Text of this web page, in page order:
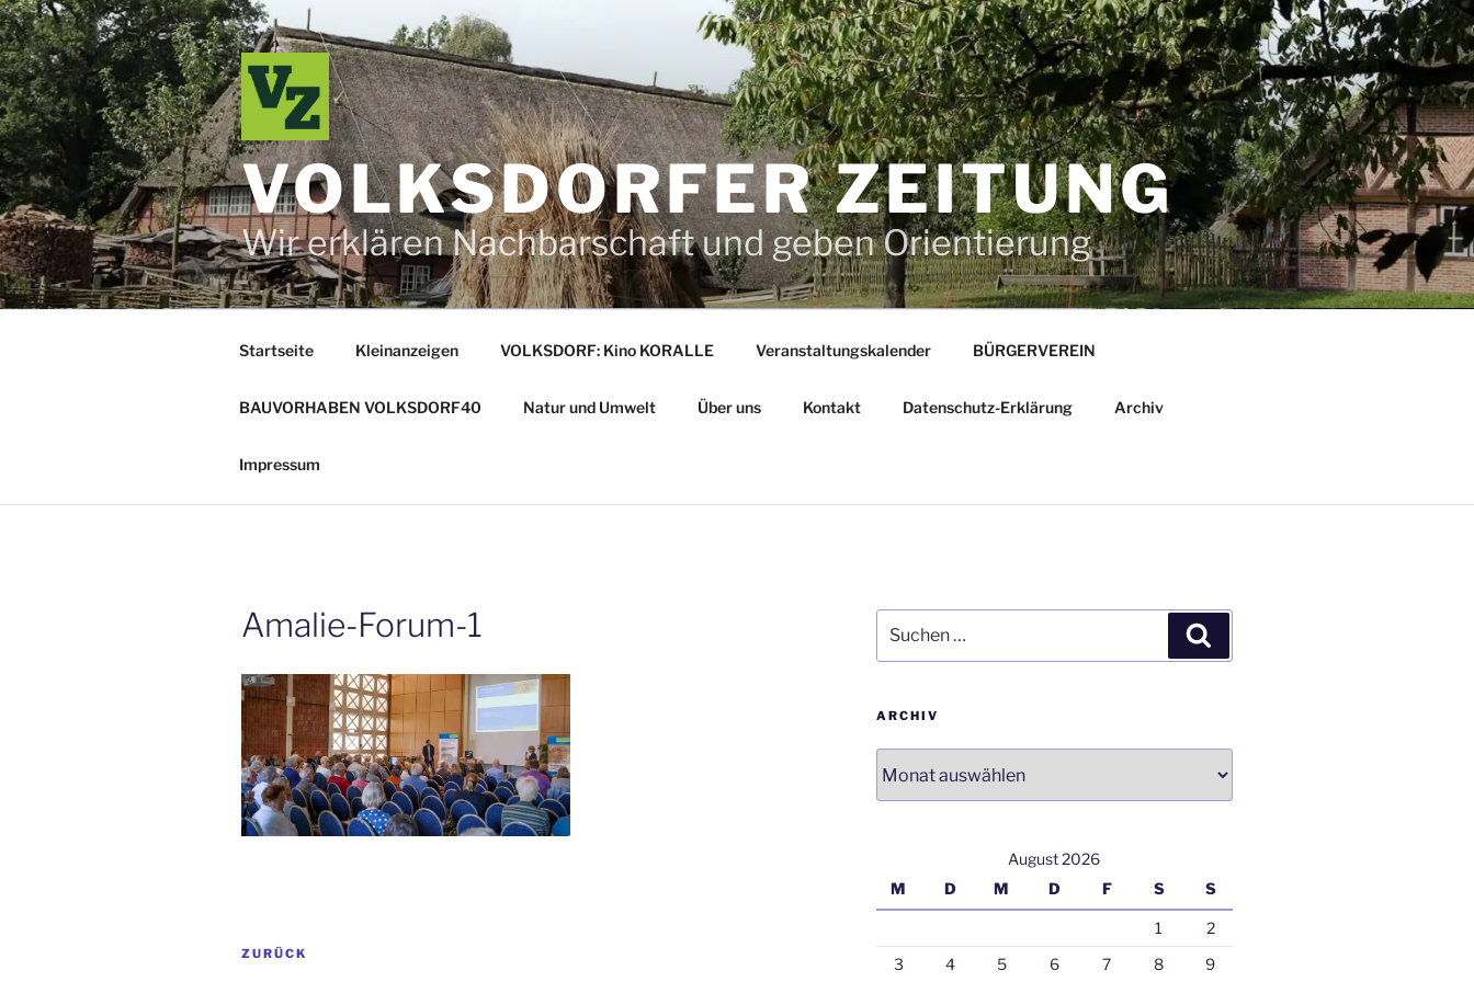
Zum
Inhalt
springen
VOLKSDORFER ZEITUNG
Wir erklären Nachbarschaft und geben Orientierung
Startseite Kleinanzeigen VOLKSDORF: Kino KORALLE Veranstaltungskalender BÜRGERVEREIN
BAUVORHABEN VOLKSDORF40 Natur und Umwelt Über uns Kontakt Datenschutz-Erklärung Archiv
Impressum
Amalie-Forum-1
Beitrags-
Vorheriger
ZURÜCK
nach:
ARCHIV
August 2026
M
D M D F S S
1
2
3
4 5 6 7 8 9